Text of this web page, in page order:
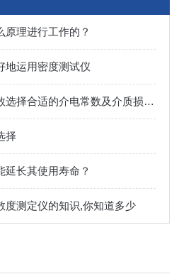
原理进行工作的？
地运用密度测试仪
如何根据所需测试参数选择合适的介电常数及介质损耗测试仪？
择
延长其使用寿命？
度测定仪的知识,你知道多少